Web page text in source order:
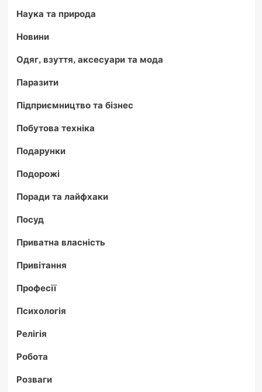
Наука та природа
Новини
Одяг, взуття, аксесуари та мода
Паразити
Підприємництво та бізнес
Побутова техніка
Подарунки
Подорожі
Поради та лайфхаки
Посуд
Приватна власність
Привітання
Професії
Психологія
Релігія
Робота
Розваги